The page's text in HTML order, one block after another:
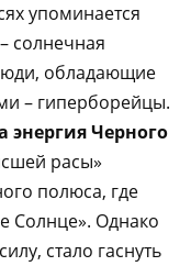
упоминается
солнечная
обладающие
– гиперборейцы.
энергия Черного
расы»
полюса, где
Солнце». Однако
стало гаснуть